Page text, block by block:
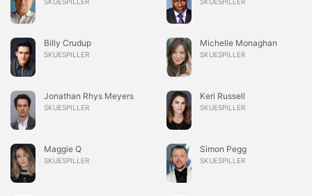
Billy Crudup
SKUESPILLER
Michelle Monaghan
SKUESPILLER
Jonathan Rhys Meyers
SKUESPILLER
Keri Russell
SKUESPILLER
Maggie Q
SKUESPILLER
Simon Pegg
SKUESPILLER